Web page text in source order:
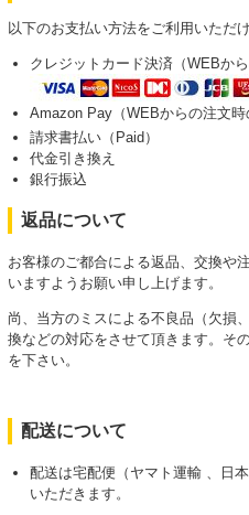
以下のお支払い方法をご利用いただけ
クレジットカード決済（WEBから
Amazon Pay（WEBからの注文時
請求書払い（Paid）
代金引き換え
銀行振込
返品について
お客様のご都合による返品、交換や
いますようお願い申し上げます。
尚、当方のミスによる不良品（欠損
換などの対応をさせて頂きます。そ
を下さい。
配送について
配送は宅配便（ヤマト運輸 、日
いただきます。